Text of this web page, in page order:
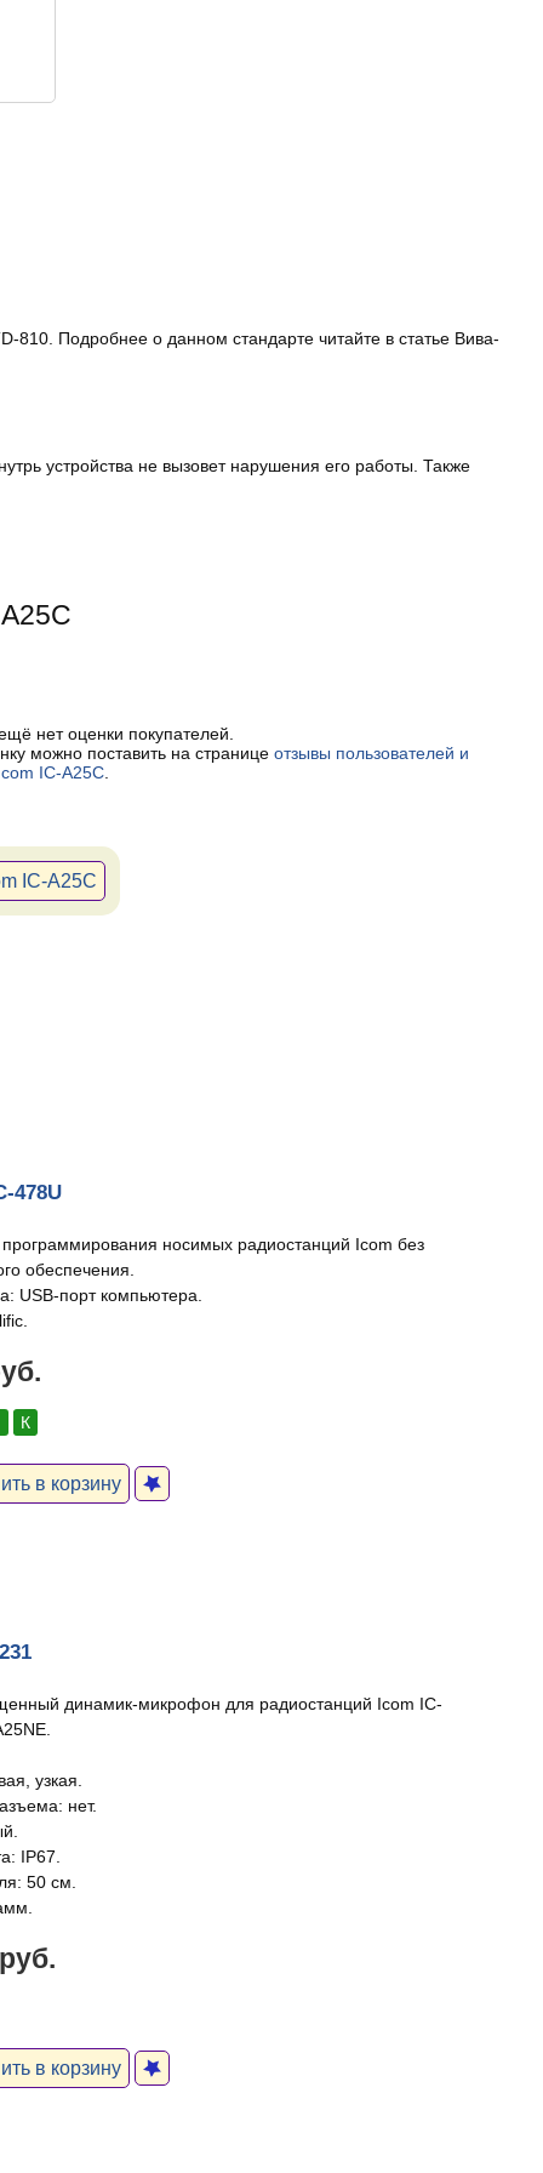
Подробнее о данном стандарте читайте в статье Вива-
устройства не вызовет нарушения его работы. Также
нет оценки покупателей.
можно поставить на странице отзывы пользователей и
IC-A25C.
IC-A25C
478U
носимых радиостанций Icom без
обеспечения.
USB-порт компьютера.
К
в корзину
динамик-микрофон для радиостанций Icom IC-
узкая.
нет.
IP67.
50 см.
в корзину